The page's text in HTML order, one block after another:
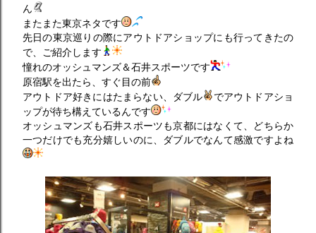
ん
またまた東京ネタです
先日の東京巡りの際にアウトドアショップにも行ってきたの
で、ご紹介します
憧れのオッシュマンズ＆石井スポーツです
原宿駅を出たら、すぐ目の前
アウトドア好きにはたまらない、ダブル
でアウトドアショ
ップが待ち構えているんです
オッシュマンズも石井スポーツも京都にはなくて、どちらか
一つだけでも充分嬉しいのに、ダブルでなんて感激ですよね